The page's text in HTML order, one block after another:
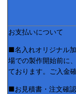
お支払いについて
■名入れオリジナル
場での製作開始前に
ております。ご入金
■お見積書・注文確